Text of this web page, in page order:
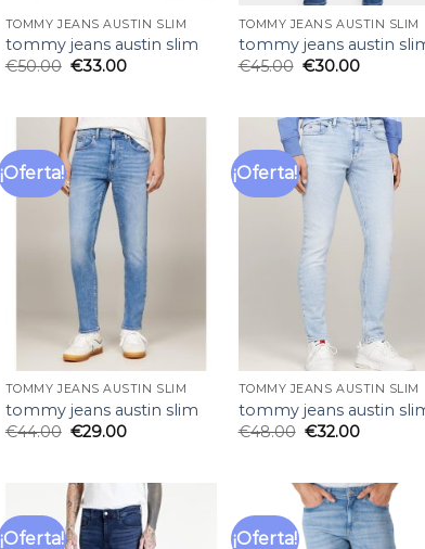
TOMMY JEANS AUSTIN SLIM
tommy jeans austin slim
€50.00 €33.00
TOMMY JEANS AUSTIN SLIM
tommy jeans austin
€45.00 €30.00
¡Oferta!
Añadir
TOMMY JEANS AUSTIN SLIM
tommy jeans austin slim
€44.00 €29.00
¡Oferta!
Añadir
TOMMY JEANS AUSTIN SLIM
tommy jeans austin
€48.00 €32.00
¡Oferta! ¡Oferta!
Añadir